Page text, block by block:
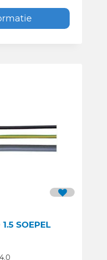
SOEPEL